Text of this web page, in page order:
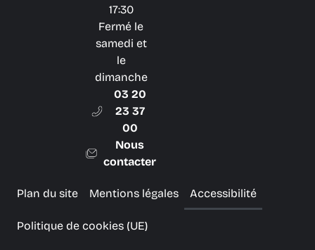
17:30
Fermé le
samedi et
le
dimanche
03 20
23 37
00
Nous
contacter
Plan du site Mentions légales Accessibilité
Politique de cookies (UE)